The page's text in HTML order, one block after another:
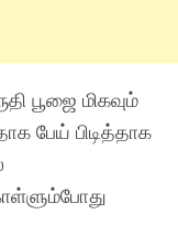
பூஜை மிகவும்
பேய் பிடித்தாக